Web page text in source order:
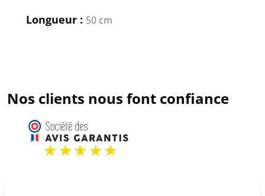
Longueur : 50 cm
Nos clients nous font confiance